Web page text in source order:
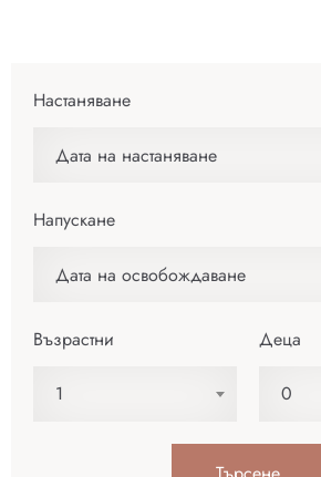
Настаняване
Напускане
Възрастни
1
Деца
0